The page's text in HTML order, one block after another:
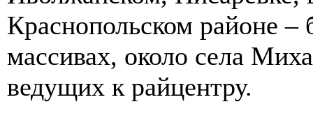
Краснопольском районе
массивах, около села
ведущих к райцентру.